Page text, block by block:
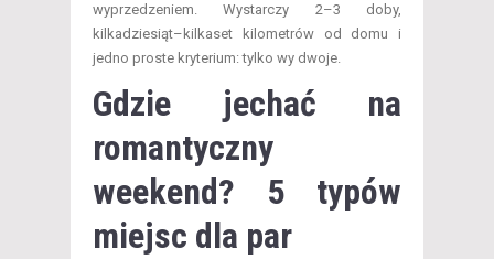
wyprzedzeniem. Wystarczy 2–3 doby,
kilkadziesiąt–kilkaset kilometrów od domu i
jedno proste kryterium: tylko wy dwoje.
Gdzie jechać na
romantyczny
weekend? 5 typów
miejsc dla par